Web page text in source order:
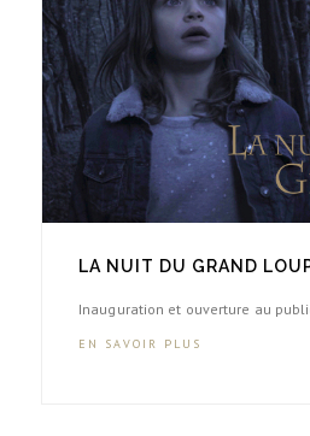
LA NUIT DU GRAND
Inauguration et ouverture au
EN SAVOIR PLUS